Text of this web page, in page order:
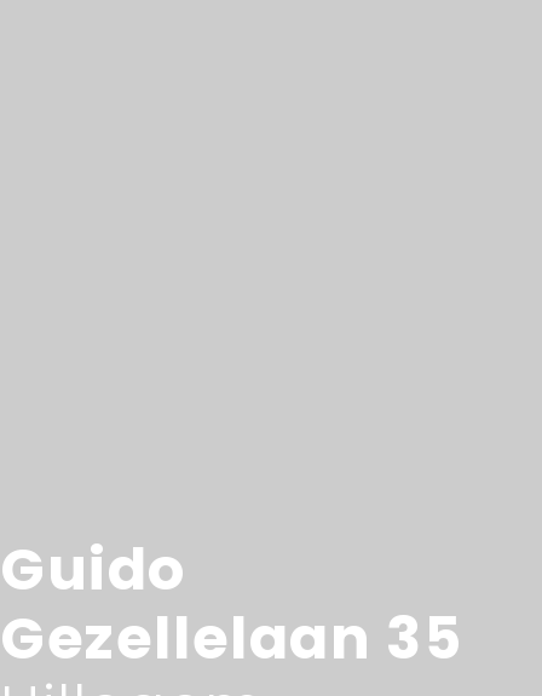
Guido
Gezellelaan 35